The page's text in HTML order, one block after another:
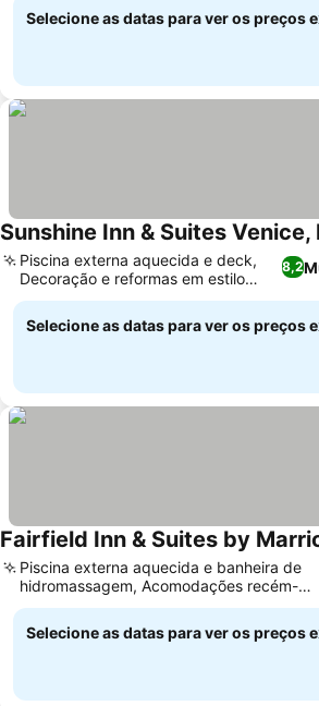
Selecione as datas para ver os preços
Sunshine Inn & Suites Venice,
8,2
Piscina externa aquecida e deck,
Decoração e reformas em estilo
europeu
Selecione as datas para ver os preços
Fairfield Inn & Suites by
Piscina externa aquecida e banheira de
hidromassagem, Acomodações recém-
renovadas e elegantes
Selecione as datas para ver os preços